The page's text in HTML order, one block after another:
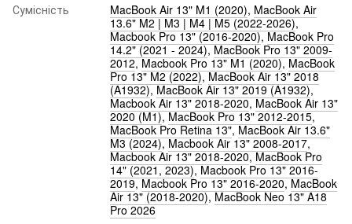
Сумісність
MacBook Air 13" M1 (2020), MacBook Air
13.6" M2 | M3 | M4 | M5 (2022-2026),
Macbook Pro 13" (2016-2020),MacBook Pro
14.2" (2021 - 2024),MacBook Pro 13" 2009-
2012,Macbook Pro 13" M1 (2020),MacBook
Pro 13" M2 (2022),MacBook Air 13" 2018
(A1932),MacBook Air 13" 2019 (A1932),
Macbook Air 13" 2018-2020,MacBook Air 13"
2020 (M1),MacBook Pro 13" 2012-2015,
MacBook Pro Retina 13",MacBook Air 13.6"
M3 (2024),Macbook Air 13" 2008-2017,
Macbook Air 13" 2018-2020,MacBook Pro
14" (2021, 2023),Macbook Pro 13" 2016-
2019,Macbook Pro 13" 2016-2020,MacBook
Air 13" (2018-2020),MacBook Neo 13" A18
Pro 2026